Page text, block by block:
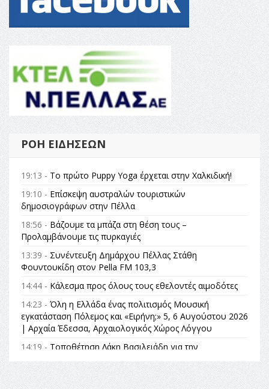
ΡΟΉ ΕΙΔΉΣΕΩΝ
19:13 - Το πρώτο Puppy Yoga έρχεται στην Χαλκιδική!
19:10 - Επίσκεψη αυστραλών τουριστικών
δημοσιογράφων στην Πέλλα
18:56 - Βάζουμε τα μπάζα στη θέση τους –
Προλαμβάνουμε τις πυρκαγιές
13:39 - Συνέντευξη Δημάρχου Πέλλας Στάθη
Φουντουκίδη στον Pella FM 103,3
14:44 - Κάλεσμα προς όλους τους εθελοντές αιμοδότες
14:23 - Όλη η Ελλάδα ένας πολιτισμός Μουσική
εγκατάσταση Πόλεμος και «Ειρήνη;» 5, 6 Αυγούστου 2026
| Αρχαία Έδεσσα, Αρχαιολογικός Χώρος Λόγγου
14:19 - Τοποθέτηση Λάκη Βασιλειάδη για την
Αναθεώρηση του Συντάγματος: «Σε τέτοιες κορυφαίες
θεσμικές διαδικασίες υπάρχει μόνο η ευθύνη απέναντι
στις επόμενες γενιές»